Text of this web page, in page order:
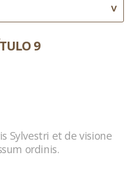
9
Sylvestri et de visione
ordinis.